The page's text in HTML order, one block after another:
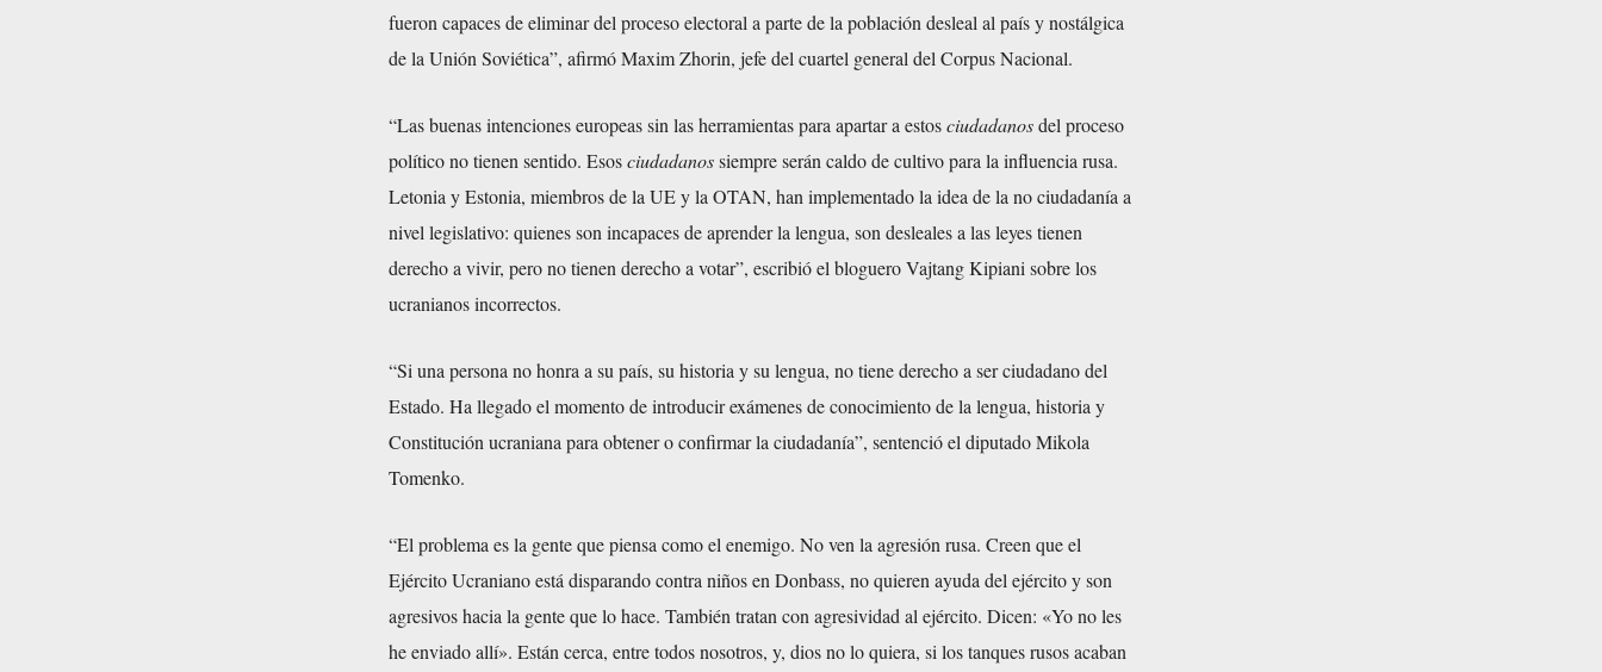
fueron capaces de eliminar del proceso electoral a parte de la población desleal al país y nostálgica
de la Unión Soviética”, afirmó Maxim Zhorin, jefe del cuartel general del Corpus Nacional.
“Las buenas intenciones europeas sin las herramientas para apartar a estosciudadanosdel proceso
político no tienen sentido. Esosciudadanossiempre serán caldo de cultivo para la influencia rusa.
Letonia y Estonia, miembros de la UE y la OTAN, han implementado la idea de la no ciudadanía a
nivel legislativo: quienes son incapaces de aprender la lengua, son desleales a las leyes tienen
derecho a vivir, pero no tienen derecho a votar”, escribió el bloguero Vajtang Kipiani sobre los
ucranianos incorrectos.
“Si una persona no honra a su país, su historia y su lengua, no tiene derecho a ser ciudadano del
Estado. Ha llegado el momento de introducir exámenes de conocimiento de la lengua, historia y
Constitución ucraniana para obtener o confirmar la ciudadanía”, sentenció el diputado Mikola
Tomenko.
“El problema es la gente que piensa como el enemigo. No ven la agresión rusa. Creen que el
Ejército Ucraniano está disparando contra niños en Donbass, no quieren ayuda del ejército y son
agresivos hacia la gente que lo hace. También tratan con agresividad al ejército. Dicen: «Yo no les
he enviado allí». Están cerca, entre todos nosotros, y, dios no lo quiera, si los tanques rusos acaban